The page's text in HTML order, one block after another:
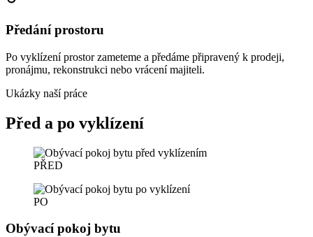
Předání prostoru
Po vyklízení prostor zameteme a předáme připravený k prodeji,
pronájmu, rekonstrukci nebo vrácení majiteli.
Ukázky naší práce
Před a po vyklízení
PŘED
PO
Obývací pokoj bytu